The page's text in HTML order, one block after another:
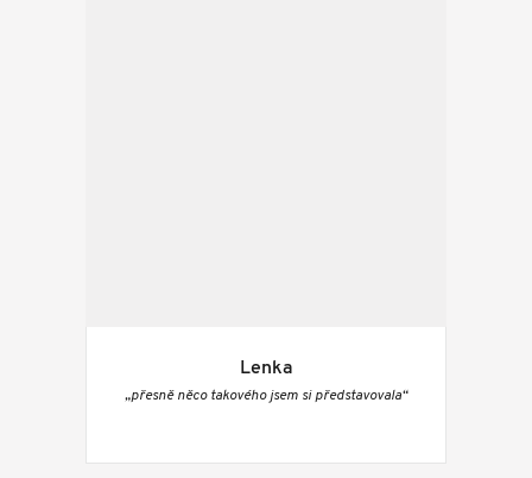
Lenka
„přesně něco takového jsem si představovala“